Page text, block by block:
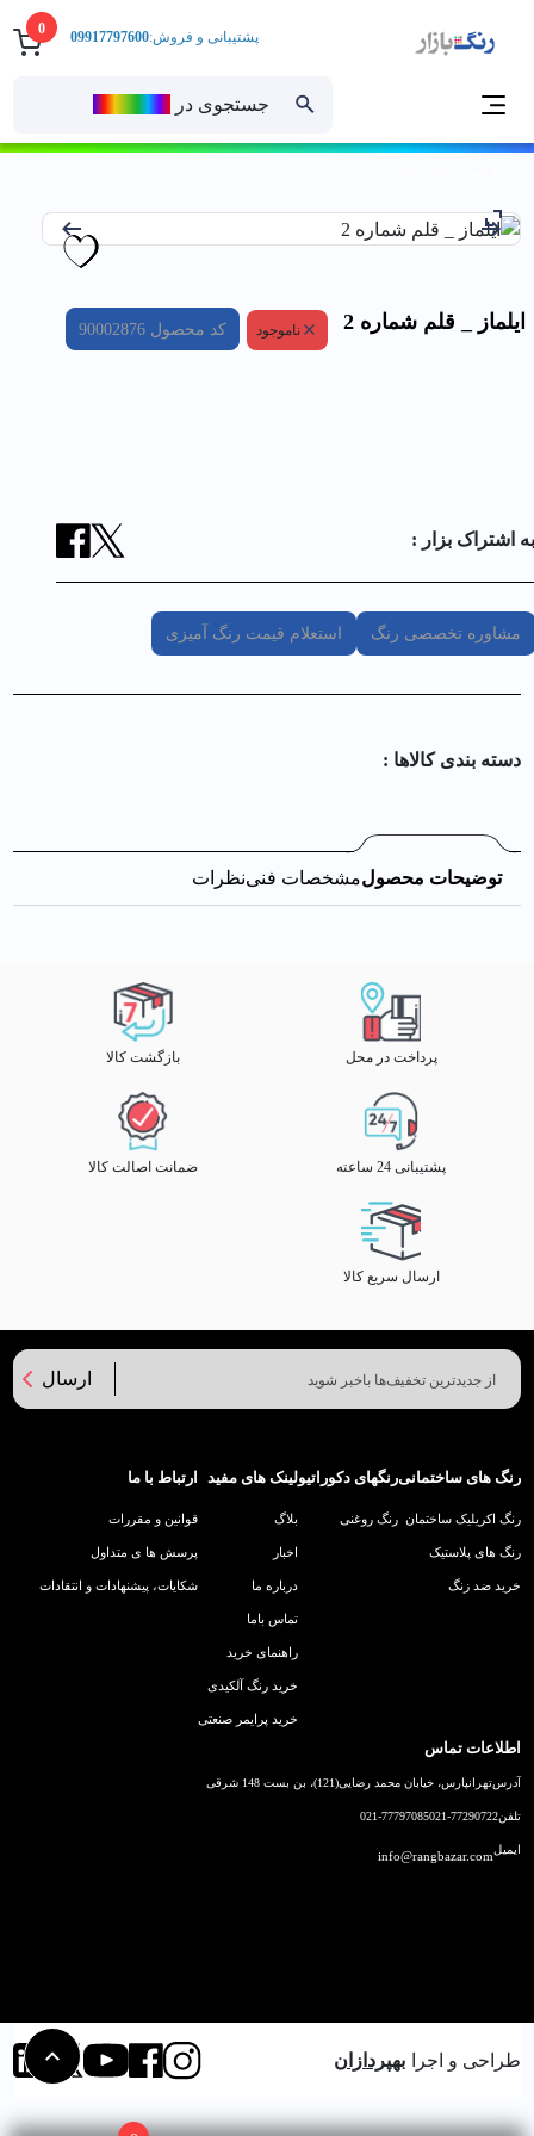
0
جستجوی در
پشتیبانی و فروش:09917797600
ايلماز _ قلم شماره 2 ناموجود کد محصول 90002876
به اشتراک بزار :
مشاوره تخصصی رنگ استعلام قیمت رنگ آمیزی
دسته بندی کالا‌ها :
توضیحات محصولمشخصات فنینظرات
پرداخت در محل بازگشت کالا
پشتیبانی 24 ساعته ضمانت اصالت کالا
ارسال سریع کالا
ارسال
رنگ های ساختمانی
رنگ اکریلیک ساختمان
رنگ های پلاستیک
خرید ضد زنگ
رنگهای دکوراتیو
رنگ روغنی
لینک های مفید
بلاگ
اخبار
درباره ما
تماس باما
راهنمای خرید
خرید رنگ آلکیدی
خرید پرایمر صنعتی
ارتباط با ما
قوانین و مقررات
پرسش ها ی متداول
شکایات، پیشنهادات و انتقادات
اطلاعات تماس
آدرستهرانپارس، خیابان محمد رضایی(121)، بن بست 148 شرقی
تلفن021-77290722
021-77797085
ایمیلinfo@rangbazar.com
طراحی و اجرا بهپردازان